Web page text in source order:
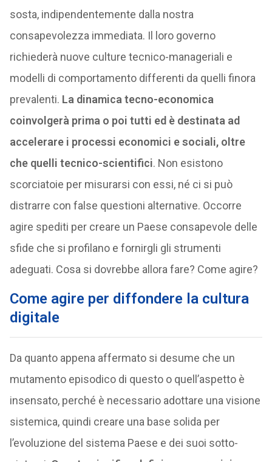
sosta, indipendentemente dalla nostra
consapevolezza immediata. Il loro governo
richiederà nuove culture tecnico-manageriali e
modelli di comportamento differenti da quelli finora
prevalenti. La dinamica tecno-economica
coinvolgerà prima o poi tutti ed è destinata ad
accelerare i processi economici e sociali, oltre
che quelli tecnico-scientifici. Non esistono
scorciatoie per misurarsi con essi, né ci si può
distrarre con false questioni alternative. Occorre
agire spediti per creare un Paese consapevole delle
sfide che si profilano e fornirgli gli strumenti
adeguati. Cosa si dovrebbe allora fare? Come agire?
Come agire per diffondere la cultura
digitale
Da quanto appena affermato si desume che un
mutamento episodico di questo o quell’aspetto è
insensato, perché è necessario adottare una visione
sistemica, quindi creare una base solida per
l’evoluzione del sistema Paese e dei suoi sotto-